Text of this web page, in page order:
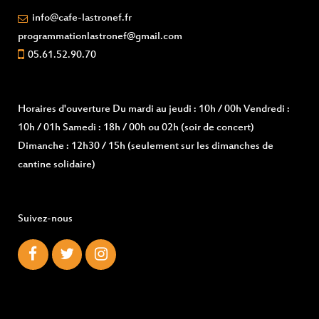
info@cafe-lastronef.fr
programmationlastronef@gmail.com
05.61.52.90.70
Horaires d'ouverture Du mardi au jeudi : 10h / 00h Vendredi :
10h / 01h Samedi : 18h / 00h ou 02h (soir de concert)
Dimanche : 12h30 / 15h (seulement sur les dimanches de
cantine solidaire)
Suivez-nous